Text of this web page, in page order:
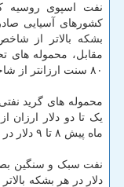
نفت اسپوی روسیه
بشکه بالاتر از
مقابل، محموله های
۸۰ سنت ارزانتر از شاخص قیمت دوبی بودند.
محموله های گرید
یک تا دو دلار
ماه پیش ۸ تا ۹ دلار در هر بشکه ارزان تر از این شاخص بودند.
دلار در هر بشکه